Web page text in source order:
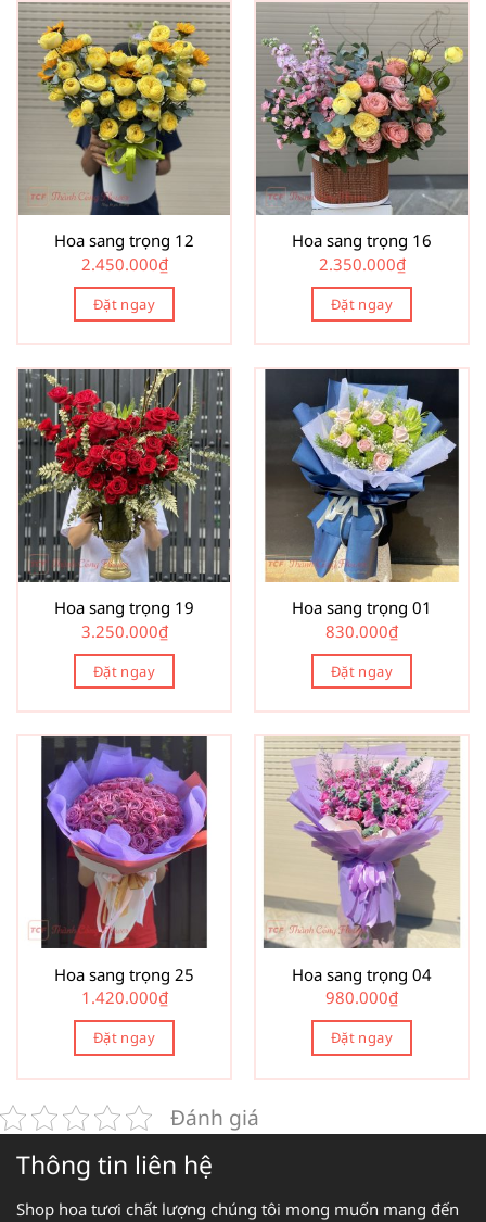
Hoa sang trọng 12
2.450.000₫
Đặt ngay
Hoa sang trọng 16
2.350.000₫
Đặt ngay
Hoa sang trọng 19
3.250.000₫
Đặt ngay
Hoa sang trọng 01
830.000₫
Đặt ngay
Hoa sang trọng 25
1.420.000₫
Đặt ngay
Hoa sang trọng 04
980.000₫
Đặt ngay
Đánh giá
Thông tin liên hệ
Shop hoa tươi chất lượng chúng tôi mong muốn mang đến